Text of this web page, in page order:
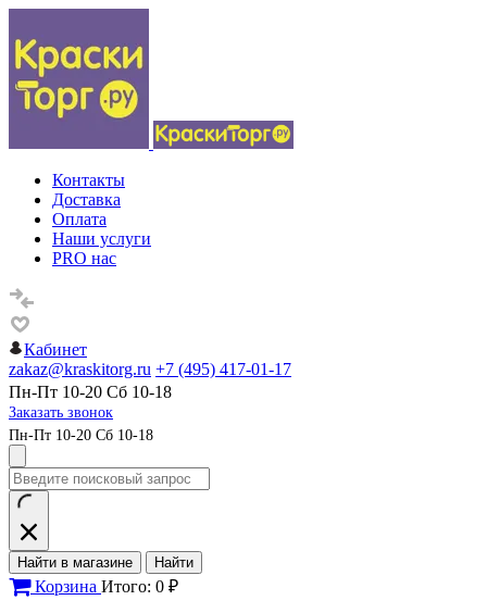
Контакты
Доставка
Оплата
Наши услуги
PRO нас
Кабинет
zakaz@kraskitorg.ru +7 (495) 417-01-17
Пн-Пт 10-20 Сб 10-18
Заказать звонок
Пн-Пт 10-20 Сб 10-18
Найти в магазине Найти
Корзина Итого: 0 ₽